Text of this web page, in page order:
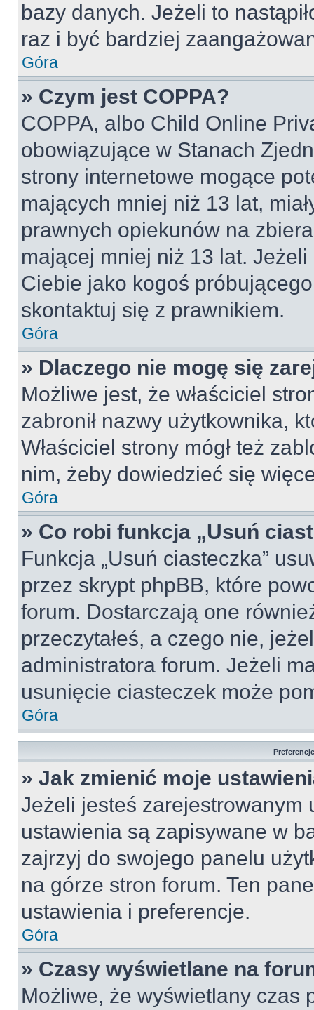
bazy danych. Jeżeli to
raz i być bardziej
Góra
» Czym jest COPPA?
COPPA, albo Child Online
obowiązujące w Stanach
strony internetowe mogące
mających mniej niż 13 lat,
prawnych opiekunów na
mającej mniej niż 13 lat.
Ciebie jako kogoś
skontaktuj się z prawnikiem.
Góra
» Dlaczego nie mogę się
Możliwe jest, że właściciel
zabronił nazwy użytkownika,
Właściciel strony mógł też
nim, żeby dowiedzieć się
Góra
» Co robi funkcja „Usuń
Funkcja „Usuń ciasteczka”
przez skrypt phpBB, które
forum. Dostarczają one
przeczytałeś, a czego nie,
administratora forum. Jeżeli
usunięcie ciasteczek może
Góra
» Jak zmienić moje
Jeżeli jesteś zarejestrowanym
ustawienia są zapisywane w
zajrzyj do swojego panelu
na górze stron forum. Ten
ustawienia i preferencje.
Góra
» Czasy wyświetlane na
Możliwe, że wyświetlany czas